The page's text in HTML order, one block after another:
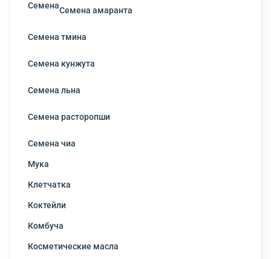
СеменаСемена амаранта
Семена тмина
Семена кунжута
Семена льна
Семена расторопши
Семена чиа
Мука
Клетчатка
Коктейли
Комбуча
Косметические масла